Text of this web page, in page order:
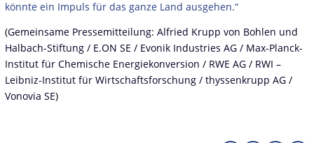
könnte ein Impuls für das ganze Land ausgehen.“
(Gemeinsame Pressemitteilung: Alfried Krupp von Bohlen und
Halbach-Stiftung / E.ON SE / Evonik Industries AG / Max-Planck-
Institut für Chemische Energiekonversion / RWE AG / RWI –
Leibniz-Institut für Wirtschaftsforschung / thyssenkrupp AG /
Vonovia SE)